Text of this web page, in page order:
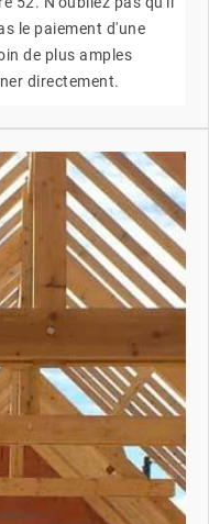
le paiement d'une
de plus amples
directement.